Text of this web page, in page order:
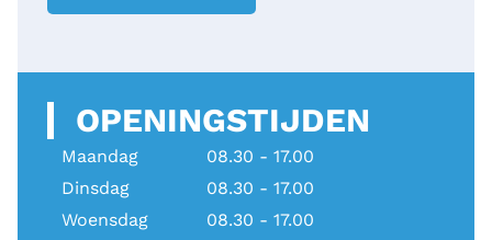
OPENINGSTIJDEN
Maandag
08.30 - 17.00
Dinsdag
08.30 - 17.00
Woensdag
08.30 - 17.00